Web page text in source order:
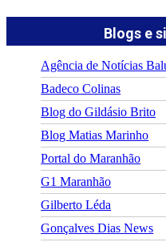
Blogs e
Agência de Notícias
Badeco Colinas
Blog do Gildásio Brito
Blog Matias Marinho
Portal do Maranhão
G1 Maranhão
Gilberto Léda
Gonçalves Dias News